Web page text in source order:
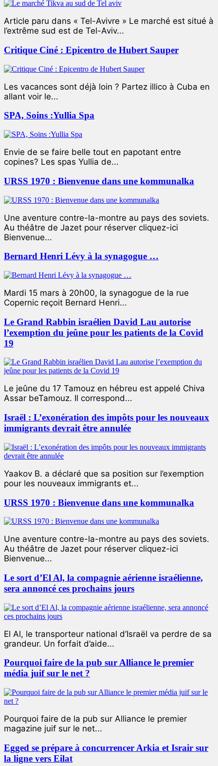
Article paru dans « Tel-Avivre » Le marché est situé à
l’extrême sud est de Tel-Aviv...
Critique Ciné : Epicentro de Hubert Sauper
Les vacances sont déjà loin ? Partez illico à Cuba en
allant voir le...
SPA, Soins :Yullia Spa
Envie de se faire belle tout en papotant entre
copines? Les spas Yullia de...
URSS 1970 : Bienvenue dans une kommunalka
Une aventure contre-la-montre au pays des soviets.
Au théâtre de Jazet pour réserver cliquez-ici
Bienvenue...
Bernard Henri Lévy à la synagogue …
Mardi 15 mars à 20h00, la synagogue de la rue
Copernic reçoit Bernard Henri...
Le Grand Rabbin israélien David Lau autorise
l’exemption du jeûne pour les patients de la Covid
19
Le jeûne du 17 Tamouz en hébreu est appelé Chiva
Assar beTamouz. Il correspond...
Israël : L’exonération des impôts pour les nouveaux
immigrants devrait être annulée
Yaakov B. a déclaré que sa position sur l’exemption
pour les nouveaux immigrants et...
URSS 1970 : Bienvenue dans une kommunalka
Une aventure contre-la-montre au pays des soviets.
Au théâtre de Jazet pour réserver cliquez-ici
Bienvenue...
Le sort d’El Al, la compagnie aérienne israélienne,
sera annoncé ces prochains jours
El Al, le transporteur national d’Israël va perdre de sa
grandeur. Un forfait d’aide...
Pourquoi faire de la pub sur Alliance le premier
média juif sur le net ?
Pourquoi faire de la pub sur Alliance le premier
magazine juif sur le net...
Egged se prépare à concurrencer Arkia et Israir sur
la ligne vers Eilat